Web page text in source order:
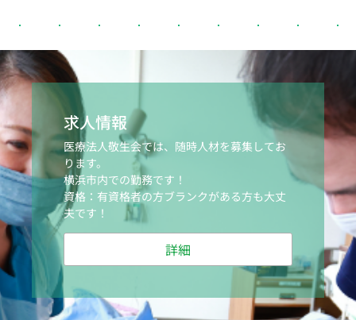
求人情報
医療法人敬生会では、随時人材を募集してお
ります。
横浜市内での勤務です！
資格：有資格者の方ブランクがある方も大丈
夫です！
詳細